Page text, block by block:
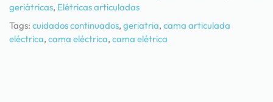
geriátricas, Elétricas articuladas
Tags: cuidados continuados, geriatria, cama articulada
eléctrica, cama eléctrica, cama elétrica